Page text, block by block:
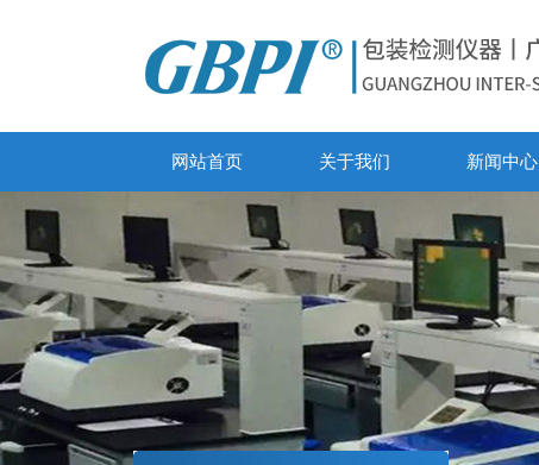
网站首页 关于我们 新闻中心